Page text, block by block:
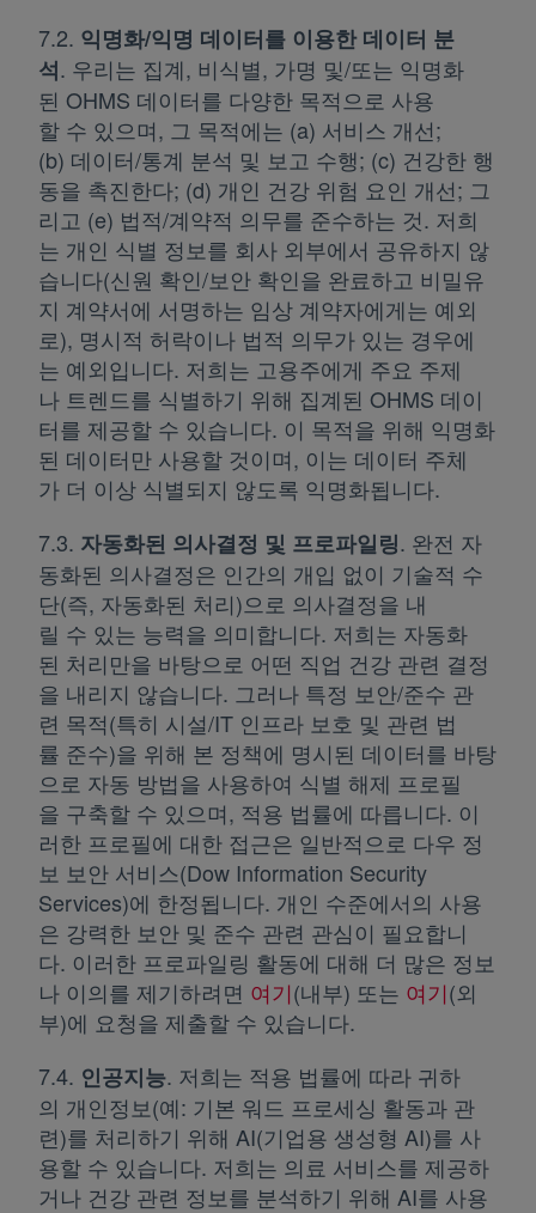
7.2. 익명화/익명 데이터를 이용한 데이터 분
석. 우리는 집계, 비식별, 가명 및/또는 익명화
된 OHMS 데이터를 다양한 목적으로 사용
할 수 있으며, 그 목적에는 (a) 서비스 개선;
(b) 데이터/통계 분석 및 보고 수행; (c) 건강한 행
동을 촉진한다; (d) 개인 건강 위험 요인 개선; 그
리고 (e) 법적/계약적 의무를 준수하는 것. 저희
는 개인 식별 정보를 회사 외부에서 공유하지 않
습니다(신원 확인/보안 확인을 완료하고 비밀유
지 계약서에 서명하는 임상 계약자에게는 예외
로), 명시적 허락이나 법적 의무가 있는 경우에
는 예외입니다. 저희는 고용주에게 주요 주제
나 트렌드를 식별하기 위해 집계된 OHMS 데이
터를 제공할 수 있습니다. 이 목적을 위해 익명화
된 데이터만 사용할 것이며, 이는 데이터 주체
가 더 이상 식별되지 않도록 익명화됩니다.
7.3. 자동화된 의사결정 및 프로파일링. 완전 자
동화된 의사결정은 인간의 개입 없이 기술적 수
단(즉, 자동화된 처리)으로 의사결정을 내
릴 수 있는 능력을 의미합니다. 저희는 자동화
된 처리만을 바탕으로 어떤 직업 건강 관련 결정
을 내리지 않습니다. 그러나 특정 보안/준수 관
련 목적(특히 시설/IT 인프라 보호 및 관련 법
률 준수)을 위해 본 정책에 명시된 데이터를 바탕
으로 자동 방법을 사용하여 식별 해제 프로필
을 구축할 수 있으며, 적용 법률에 따릅니다. 이
러한 프로필에 대한 접근은 일반적으로 다우 정
보 보안 서비스(Dow Information Security
Services)에 한정됩니다. 개인 수준에서의 사용
은 강력한 보안 및 준수 관련 관심이 필요합니
다. 이러한 프로파일링 활동에 대해 더 많은 정보
나 이의를 제기하려면 여기새 탭에서 열림
(내부) 또는 여기새 탭에
(외
부)에 요청을 제출할 수 있습니다.
7.4. 인공지능. 저희는 적용 법률에 따라 귀하
의 개인정보(예: 기본 워드 프로세싱 활동과 관
련)를 처리하기 위해 AI(기업용 생성형 AI)를 사
용할 수 있습니다. 저희는 의료 서비스를 제공하
거나 건강 관련 정보를 분석하기 위해 AI를 사용